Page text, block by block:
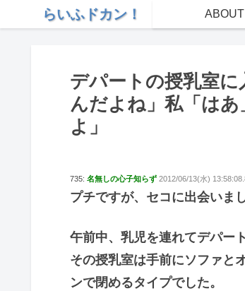
らいふドカン！ ABOUT
デパートの授乳室
んだよね」私「は
よ」
735: 名無しの心子知らず 2012/06/13(水)
プチですが、セコに出会いま
午前中、乳児を連れてデパー
その授乳室は手前にソファと
ンで閉めるタイプでした。